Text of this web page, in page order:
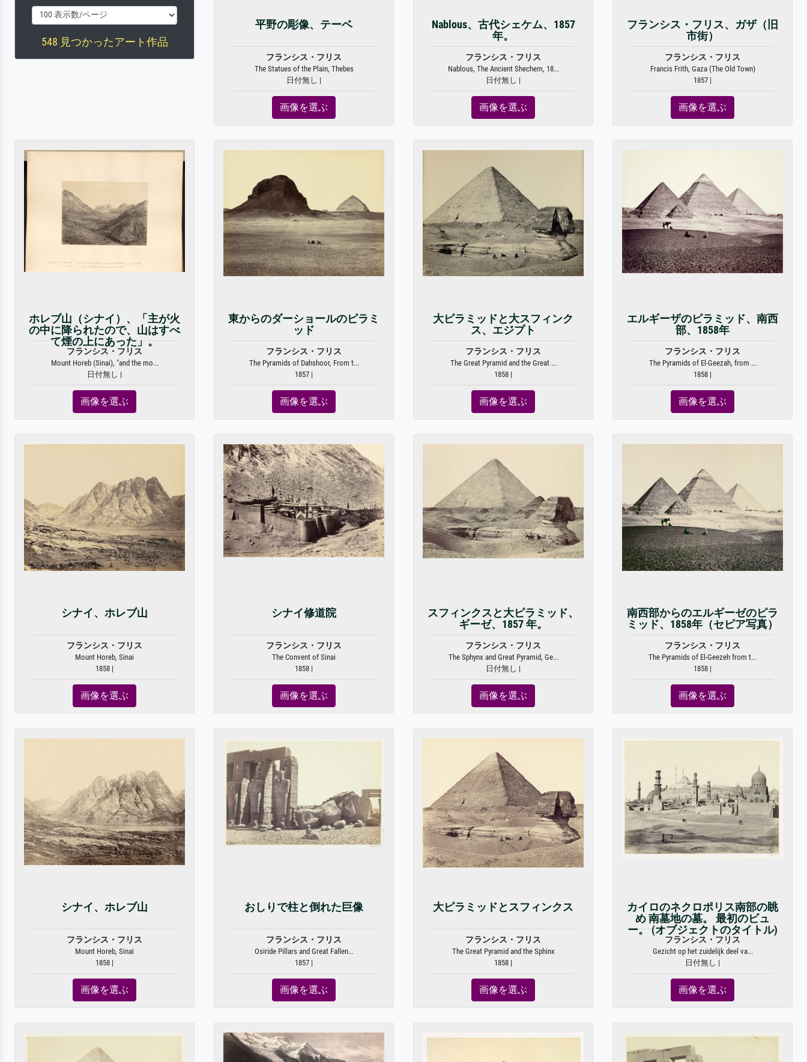
548 見つかったアート作品
平野の彫像、テーベ
フランシス・フリス
The Statues of the Plain, Thebes
日付無し |
画像を選ぶ
Nablous、古代シェケム、1857
年。
フランシス・フリス
Nablous, The Ancient Shechem, 18...
日付無し |
画像を選ぶ
フランシス・フリス、ガザ（旧
市街）
フランシス・フリス
Francis Frith, Gaza (The Old Town)
1857 |
画像を選ぶ
ホレブ山（シナイ）、「主が火
の中に降られたので、山はすべ
て煙の上にあった」。
フランシス・フリス
Mount Horeb (Sinai), "and the mo...
日付無し |
画像を選ぶ
東からのダーショールのピラミ
ッド
フランシス・フリス
The Pyramids of Dahshoor, From t...
1857 |
画像を選ぶ
大ピラミッドと大スフィンク
ス、エジプト
フランシス・フリス
The Great Pyramid and the Great ...
1858 |
画像を選ぶ
エルギーザのピラミッド、南西
部、1858年
フランシス・フリス
The Pyramids of El-Geezah, from ...
1858 |
画像を選ぶ
シナイ、ホレブ山
フランシス・フリス
Mount Horeb, Sinai
1858 |
画像を選ぶ
シナイ修道院
フランシス・フリス
The Convent of Sinai
1858 |
画像を選ぶ
スフィンクスと大ピラミッド、
ギーゼ、1857 年。
フランシス・フリス
The Sphynx and Great Pyramid, Ge...
日付無し |
画像を選ぶ
南西部からのエルギーゼのピラ
ミッド、1858年（セピア写真）
フランシス・フリス
The Pyramids of El-Geezeh from t...
1858 |
画像を選ぶ
シナイ、ホレブ山
フランシス・フリス
Mount Horeb, Sinai
1858 |
画像を選ぶ
おしりで柱と倒れた巨像
フランシス・フリス
Osiride Pillars and Great Fallen...
1857 |
画像を選ぶ
大ピラミッドとスフィンクス
フランシス・フリス
The Great Pyramid and the Sphinx
1858 |
画像を選ぶ
カイロのネクロポリス南部の眺
め 南墓地の墓。 最初のビュ
ー。 (オブジェクトのタイトル)
フランシス・フリス
Gezicht op het zuidelijk deel va...
日付無し |
画像を選ぶ